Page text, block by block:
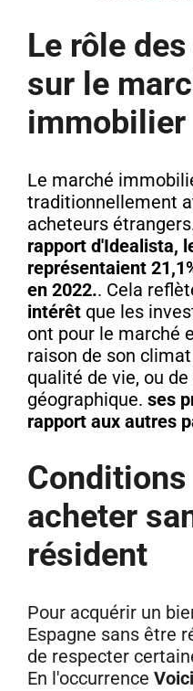
Le rôle
sur le
immobilier
Le marché
traditionnellement
acheteurs
rapport d'Idealista,
représentaient
en 2022.. Cela
intérêt que les
ont pour le marché
raison de son
qualité de vie, ou
géographique. ses
rapport aux autres
acheter
résident
Pour acquérir un
Espagne sans être
de respecter
En l'occurrence